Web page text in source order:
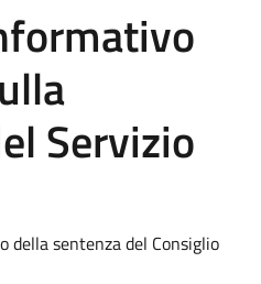
Servizio
della sentenza del Consiglio